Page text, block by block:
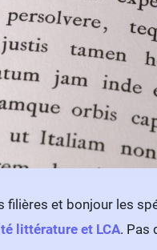
filières et bonjour les
littérature et LCA. Pas